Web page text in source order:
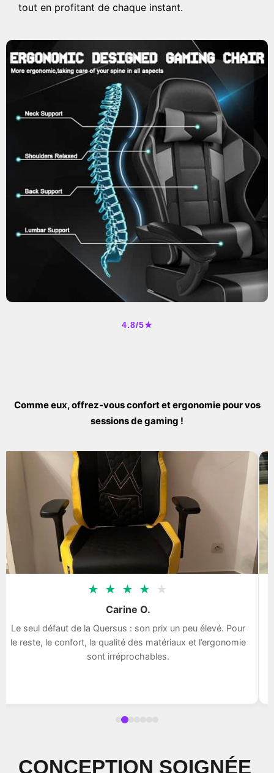
tout en profitant de chaque instant.
4.8/5★
Comme eux, offrez-vous confort et ergonomie pour vos
sessions de gaming !
★ ★ ★ ★ ★
Carine O.
Le seul défaut de la Quersus : son prix un peu élevé. Pour
le reste, le confort, la qualité des matériaux et l’ergonomie
sont irréprochables.
CONCEPTION SOIGNÉE